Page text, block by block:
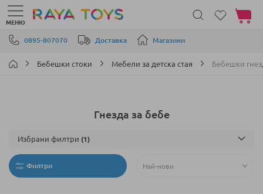
Прескачане към съдържанието
0895-807070 Доставка Магазини
МЕНЮ
Моята
Бебешки стоки Мебели за детска стая Бебешки
Гнезда за бебе
Филтри
Избрани филтри